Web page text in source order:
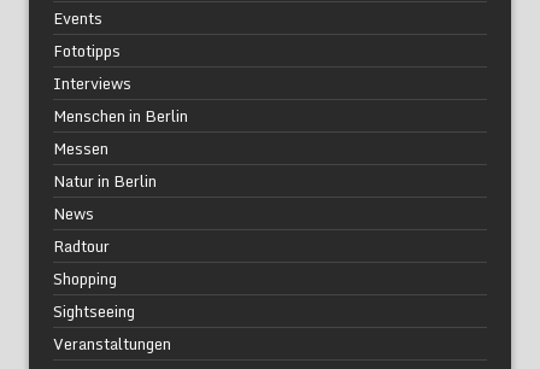
Events
Fototipps
Interviews
Menschen in Berlin
Messen
Natur in Berlin
News
Radtour
Shopping
Sightseeing
Veranstaltungen